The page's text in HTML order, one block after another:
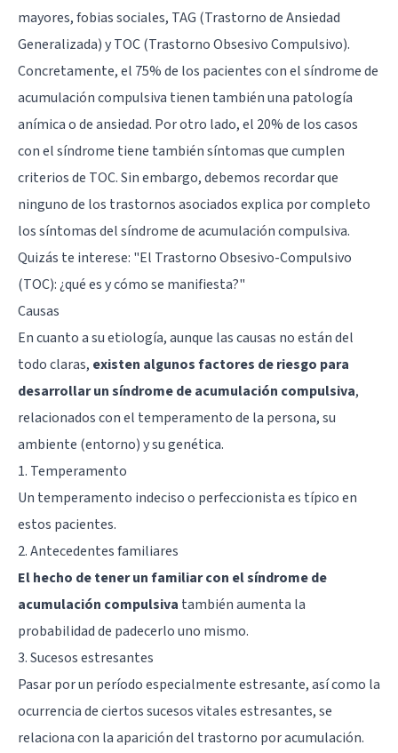
mayores, fobias sociales, TAG (Trastorno de Ansiedad
Generalizada) y TOC (Trastorno Obsesivo Compulsivo).
Concretamente, el 75% de los pacientes con el síndrome de
acumulación compulsiva tienen también una patología
anímica o de ansiedad. Por otro lado, el 20% de los casos
con el síndrome tiene también síntomas que cumplen
criterios de TOC. Sin embargo, debemos recordar que
ninguno de los trastornos asociados explica por completo
los síntomas del síndrome de acumulación compulsiva.
Quizás te interese: "El Trastorno Obsesivo-Compulsivo
(TOC): ¿qué es y cómo se manifiesta?"
Causas
En cuanto a su etiología, aunque las causas no están del
todo claras, existen algunos factores de riesgo para
desarrollar un síndrome de acumulación compulsiva,
relacionados con el temperamento de la persona, su
ambiente (entorno) y su genética.
1. Temperamento
Un temperamento indeciso o perfeccionista es típico en
estos pacientes.
2. Antecedentes familiares
El hecho de tener un familiar con el síndrome de
acumulación compulsiva también aumenta la
probabilidad de padecerlo uno mismo.
3. Sucesos estresantes
Pasar por un período especialmente estresante, así como la
ocurrencia de ciertos sucesos vitales estresantes, se
relaciona con la aparición del trastorno por acumulación.